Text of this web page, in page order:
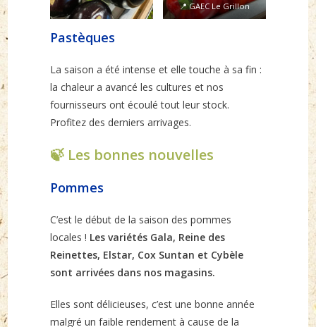
📍 GAEC Le Grillon
Pastèques
La saison a été intense et elle touche à sa fin :
la chaleur a avancé les cultures et nos
fournisseurs ont écoulé tout leur stock.
Profitez des derniers arrivages.
🍃 Les bonnes nouvelles
Pommes
C’est le début de la saison des pommes
locales ! Les variétés Gala, Reine des
Reinettes, Elstar, Cox Suntan et Cybèle
sont arrivées dans nos magasins.
Elles sont délicieuses, c’est une bonne année
malgré un faible rendement à cause de la